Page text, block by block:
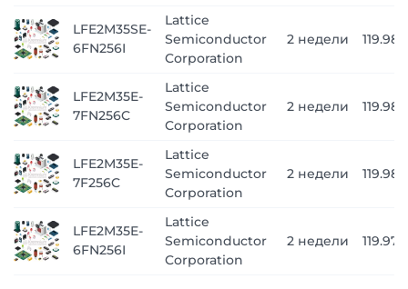
LFE2M35SE-
6FN256I
Lattice
Semiconductor
Corporation
2 недели
LFE2M35E-
7FN256C
Lattice
Semiconductor
Corporation
2 недели
LFE2M35E-
7F256C
Lattice
Semiconductor
Corporation
2 недели
LFE2M35E-
6FN256I
Lattice
Semiconductor
Corporation
2 недели